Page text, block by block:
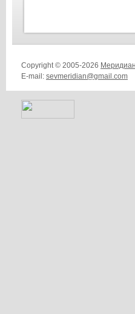
Copyright © 2005-2026
E-mail: sevmeridian@gmail.com